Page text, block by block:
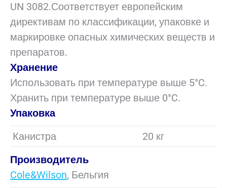
UN 3082.Соответствует европейским
директивам по классификации, упаковке и
маркировке опасных химических веществ и
препаратов.
Хранение
Использовать при температуре выше 5°C.
Хранить при температуре выше 0°C.
Упаковка
Канистра
20 кг
Производитель
Cole&Wilson, Бельгия